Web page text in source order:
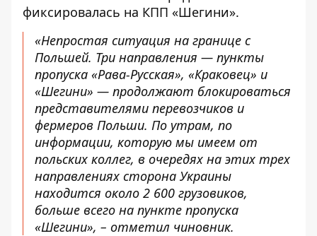
фиксировалась на КПП «Шегини».
«Непростая ситуация на границе с
Польшей. Три направления — пункты
пропуска «Рава-Русская», «Краковец» и
«Шегини» — продолжают блокироваться
представителями перевозчиков и
фермеров Польши. По утрам, по
информации, которую мы имеем от
польских коллег, в очередях на этих трех
направлениях сторона Украины
находится около 2 600 грузовиков,
больше всего на пункте пропуска
«Шегини», – отметил чиновник.